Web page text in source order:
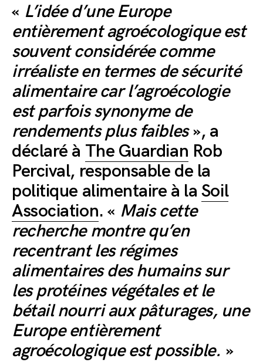
« L’idée d’une Europe
entièrement agroécologique est
souvent considérée comme
irréaliste en termes de sécurité
alimentaire car l’agroécologie
est parfois synonyme de
rendements plus faibles», a
déclaré à The Guardian Rob
Percival, responsable de la
politique alimentaire à la Soil
Association. « Mais cette
recherche montre qu’en
recentrant les régimes
alimentaires des humains sur
les protéines végétales et le
bétail nourri aux pâturages, une
Europe entièrement
agroécologique est possible. »